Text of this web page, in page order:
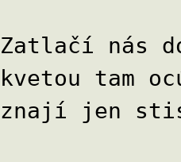
Zatlačí nás
kvetou tam
znají jen